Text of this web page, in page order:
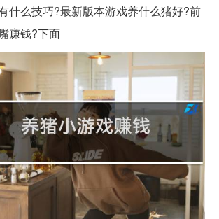
什么技巧?最新版本游戏养什么猪好?前
赚钱?下面